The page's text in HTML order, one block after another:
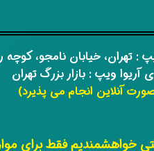
: تهران، خیابان نامجو،کوچه
آریوا ویپ : بازار بزرگ تهران
آنلاین انجام می پذیرد)
فقط برای